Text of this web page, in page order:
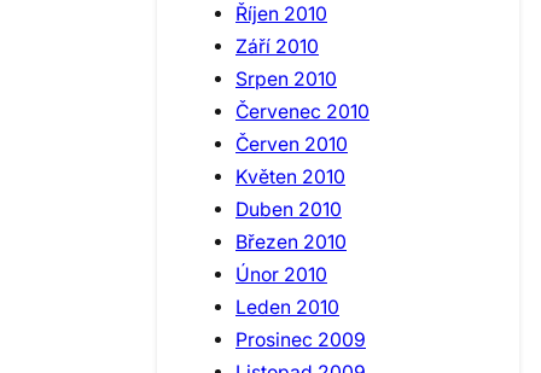
Říjen 2010
Září 2010
Srpen 2010
Červenec 2010
Červen 2010
Květen 2010
Duben 2010
Březen 2010
Únor 2010
Leden 2010
Prosinec 2009